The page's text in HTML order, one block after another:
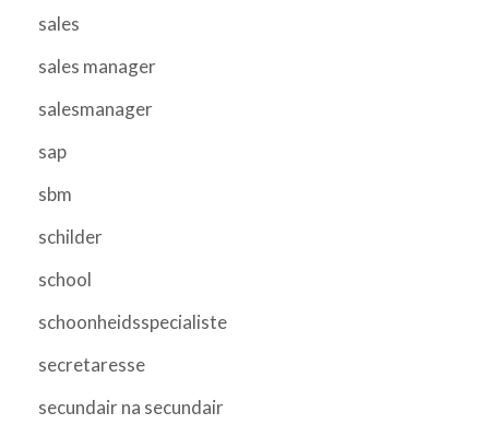
sales
sales manager
salesmanager
sap
sbm
schilder
school
schoonheidsspecialiste
secretaresse
secundair na secundair